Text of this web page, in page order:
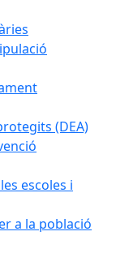
(DEA)
escoles i
a la població